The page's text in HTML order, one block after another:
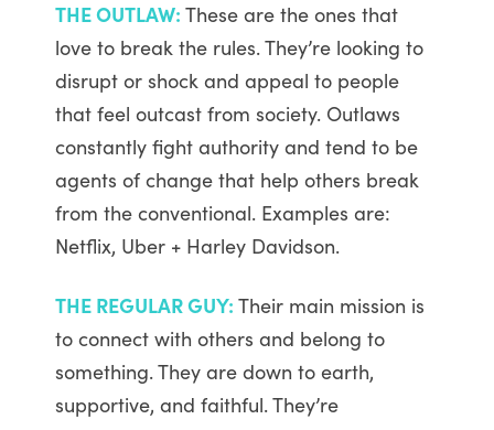
THE OUTLAW: These are the ones that
love to break the rules. They’re looking to
disrupt or shock and appeal to people
that feel outcast from society. Outlaws
constantly fight authority and tend to be
agents of change that help others break
from the conventional. Examples are:
Netflix, Uber + Harley Davidson.
THE REGULAR GUY: Their main mission is
to connect with others and belong to
something. They are down to earth,
supportive, and faithful. They’re